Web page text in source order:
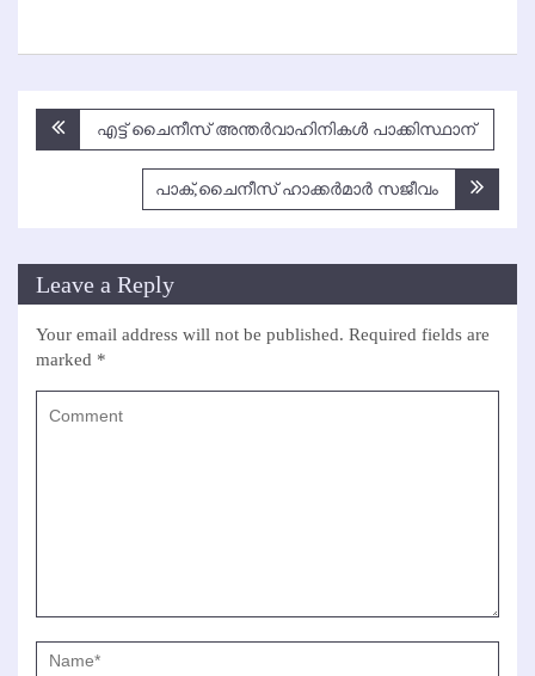
Post
navigation
എട്ട് ചൈനീസ് അന്തര്‍വാഹിനികള്‍ പാക്കിസ്ഥാന്
പാക്,ചൈനീസ് ഹാക്കര്‍മാര്‍ സജീവം
Leave a Reply
Your email address will not be published. Required fields are
marked *